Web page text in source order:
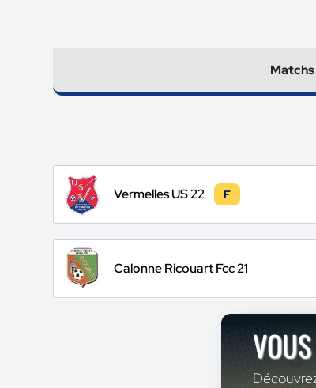
Matchs
Vermelles US 22 F
Calonne Ricouart Fcc 21